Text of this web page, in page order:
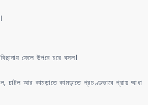
ফেলে উপরে চরে বসল।
চাটল আর কামড়াতে কামড়াতে প্রচণ্ডভাবে প্রায় আধা